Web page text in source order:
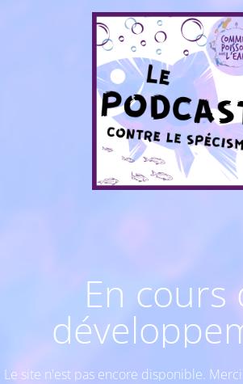
En cours
Le site n'est pas encore disponible. Merci